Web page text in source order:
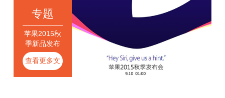
专题
苹果2015秋
季新品发布
会
查看更多文
章